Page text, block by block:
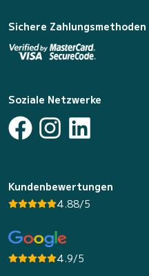
Sichere Zahlungsmethoden
Soziale Netzwerke
Kundenbewertungen
4.88/5
4.9/5